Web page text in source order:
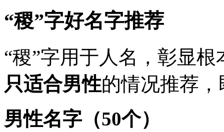
“稷”字好名字推荐
“稷”字用于人名，彰显
只适合男性的情况推荐
男性名字（50个）